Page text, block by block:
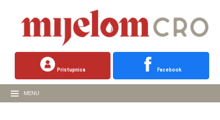
Pristupnica Facebook
MENU